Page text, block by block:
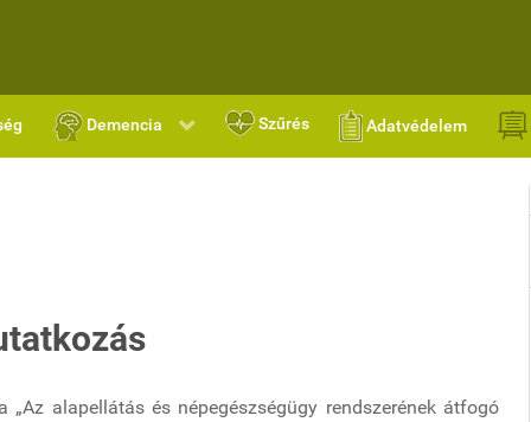
Demencia Szűrés Adatvédelem
alapellátás és népegészségügy rendszerének átfogó